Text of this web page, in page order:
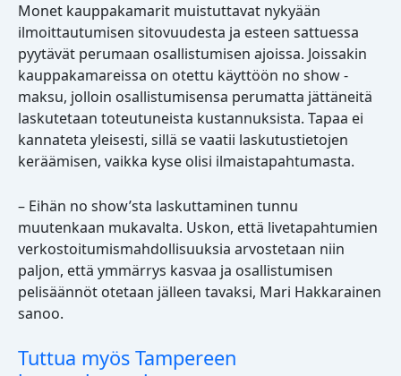
Monet kauppakamarit muistuttavat nykyään
ilmoittautumisen sitovuudesta ja esteen sattuessa
pyytävät perumaan osallistumisen ajoissa. Joissakin
kauppakamareissa on otettu käyttöön no show -
maksu, jolloin osallistumisensa perumatta jättäneitä
laskutetaan toteutuneista kustannuksista. Tapaa ei
kannateta yleisesti, sillä se vaatii laskutustietojen
keräämisen, vaikka kyse olisi ilmaistapahtumasta.
– Eihän no show’sta laskuttaminen tunnu
muutenkaan mukavalta. Uskon, että livetapahtumien
verkostoitumismahdollisuuksia arvostetaan niin
paljon, että ymmärrys kasvaa ja osallistumisen
pelisäännöt otetaan jälleen tavaksi, Mari Hakkarainen
sanoo.
Tuttua myös Tampereen